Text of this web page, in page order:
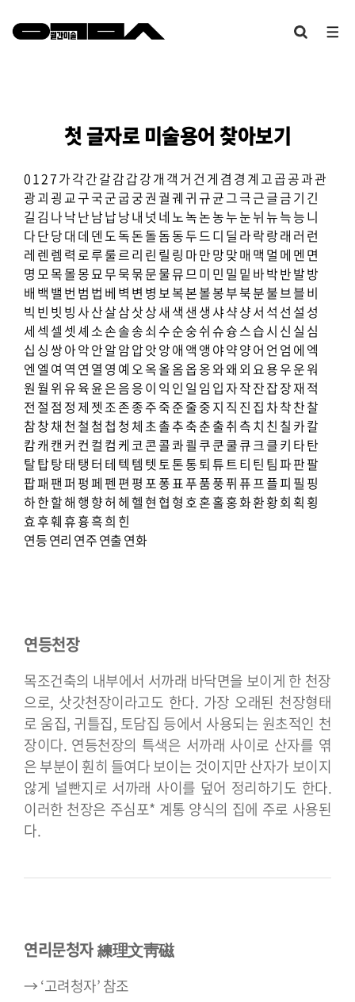
첫 글자로 미술용어 찾아보기
0 1 27가각간갈감갑강개 객 거 건 게 겸 경 계 고곱공과관
광괴 굉 교구국군굽궁권 궐궤귀규균그극근글금기 긴
길 김 나낙난남납낭내 넛 네 노녹논농누눈뉘뉴늑능니
다단당대 데 덴 도독돈돌돔동두드디 딜 라락랑래 러 런
레 렌 렘 력 로루룰르리 린 릴 링 마만망맞매 맥 멀 메 멘 면
명 모목몰몽묘무묵묶문물뮤므미 민 밀 밑 바박반발방
배 백 밸 번 범 법 베 벽 변 병 보복본볼봉부북분불브블비
빅 빈 빗 빙사산살삼삿상새 색 샌 생샤샥샹서 석 선 설 성
세 섹 셀 셋셰 소손솔송쇠수순숭쉬슈슝스습시 신 실 심
십 싱 쌍아악안알암압앗앙애 액 앵 야약양어 언 엄 에 엑
엔 엘 여 역 연 열 영 예 오옥올옴옵옹와왜 외 요용우운워
원월 위유육윤은음응이 익 인 일 임 입자작잔잡장재 적
전 절 점 정 제 젯 조존종주죽준줄중지 직 진 집 차착찬찰
참창채 천 철 첨 첩 청 체 초촐추축춘출취측치 친 칠 카칼
캄캐 캔 커 컨 컬 컴 케 코콘콜콰쾰 쿠쿤쿨큐크클키 타탄
탈탑탕태 탱 터 테 텍 템 텟 토톤통퇴튜트티 틴 팀파판팔
팝패팬퍼 펑페펜 편 평 포퐁표푸품풍퓌 퓨프플피 필 핑
하한할해행 향허헤헬 현협 형 호혼홀홍화환황회 획 횡
효 후훼휴흉흑희 힌
연등연리 연주연출연화
연등천장
목조건축의 내부에서 서까래 바닥면을 보이게 한 천장
으로, 삿갓천장이라고도 한다. 가장 오래된 천장형태
로 움집, 귀틀집, 토담집 등에서 사용되는 원초적인 천
장이다. 연등천장의 특색은 서까래 사이로 산자를 엮
은 부분이 훤히 들여다 보이는 것이지만 산자가 보이지
않게 널빤지로 서까래 사이를 덮어 정리하기도 한다.
이러한 천장은 주심포* 계통 양식의 집에 주로 사용된
다.
연리문청자 練理文靑磁
→ ‘고려청자’ 참조